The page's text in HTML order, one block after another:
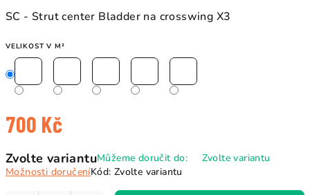
SC - Strut center Bladder na crosswing X3
VELIKOST V M²
700 Kč
cena:
Zvolte variantuMůžeme doručit do:
Zvolte variantu
Možnosti doručeníKód: Zvolte variantu